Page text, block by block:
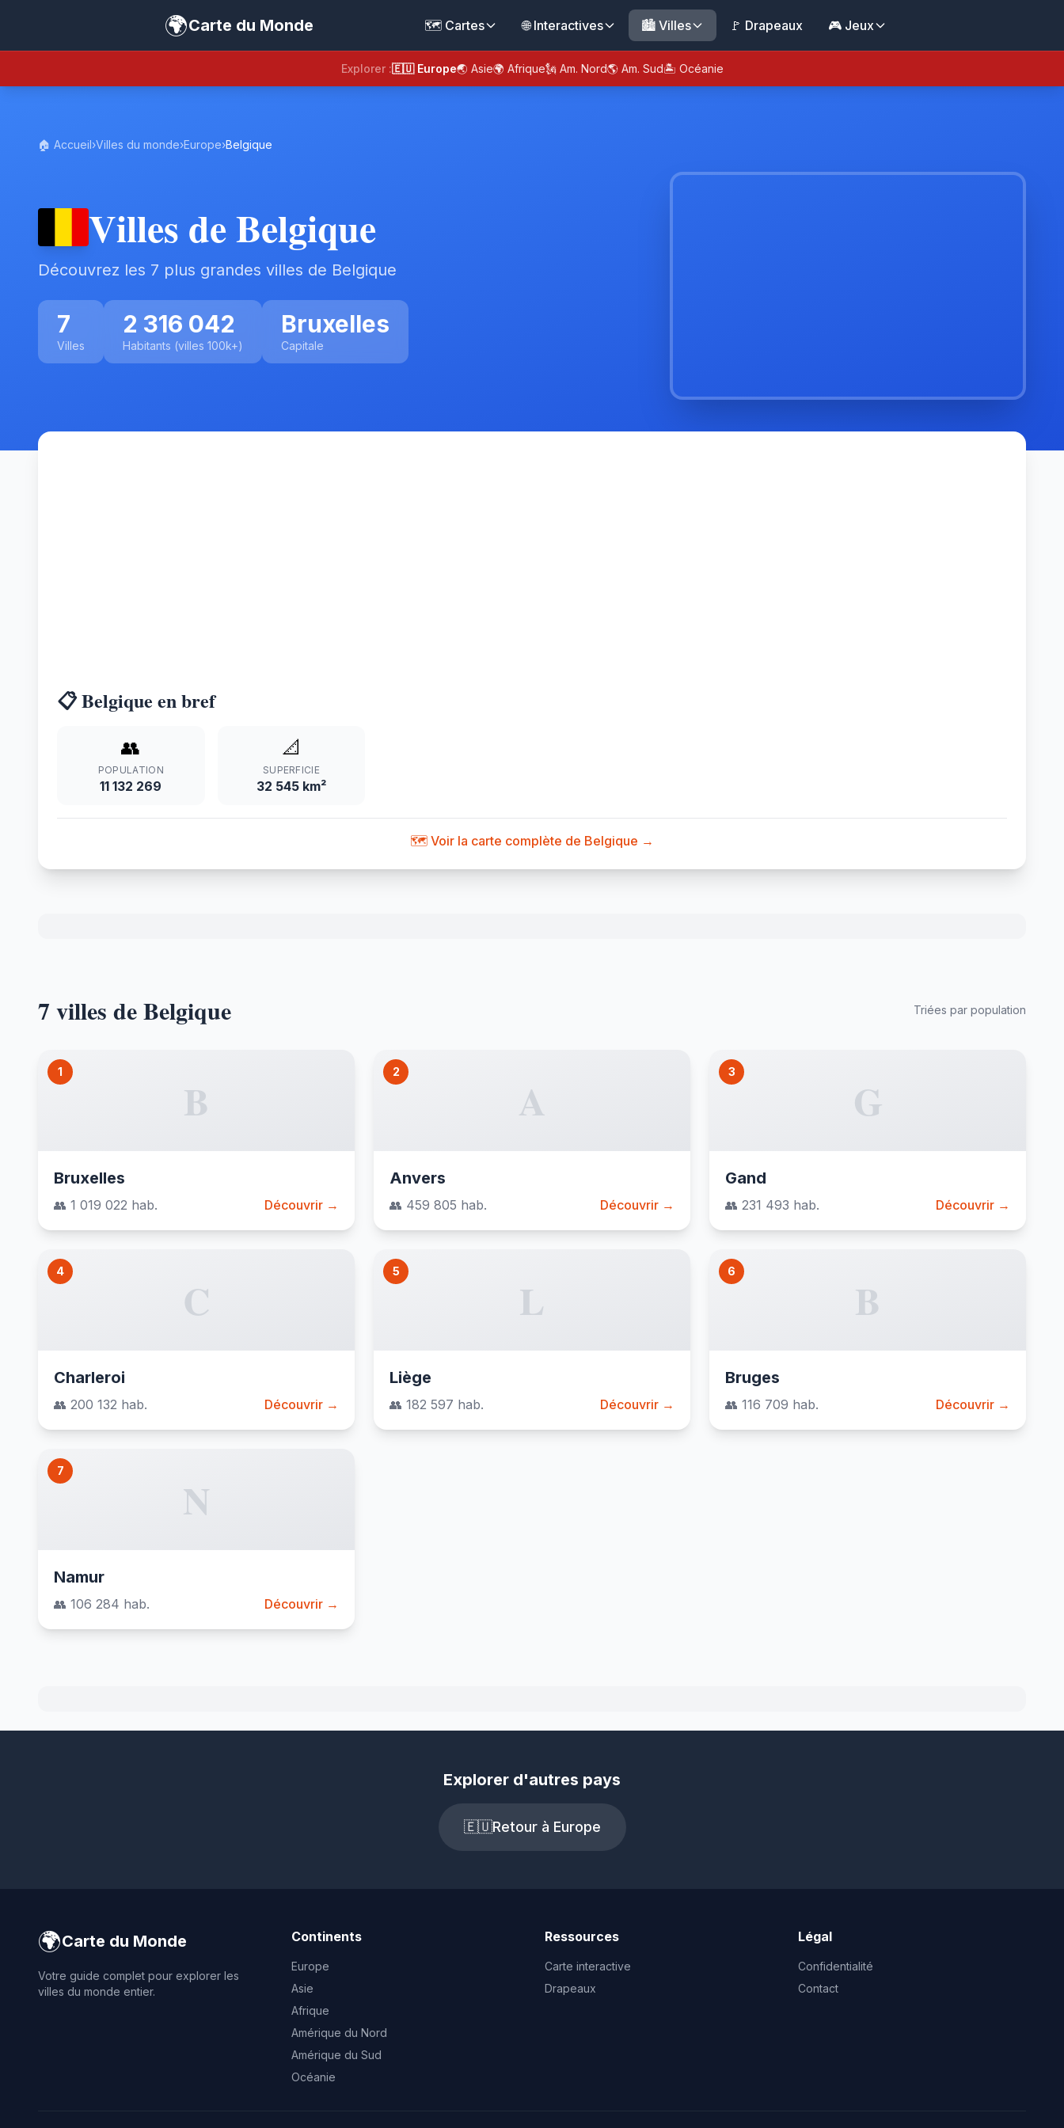
🌍Carte du Monde 🗺️ Cartes 🌐 Interactives 🏙️ Villes 🚩 Drapeaux 🎮 Jeux
Explorer :🇪🇺 Europe🌏 Asie🌍 Afrique🗽 Am. Nord🌎 Am. Sud🏝️ Océanie
🏠 Accueil›Villes du monde›Europe›Belgique
Villes de Belgique
Découvrez les 7 plus grandes villes de Belgique
7
Villes
2 316 042
Habitants (villes 100k+)
Bruxelles
Capitale
📋 Belgique en bref
👥
POPULATION
11 132 269
📐
SUPERFICIE
32 545 km²
🗺️ Voir la carte complète de Belgique →
7 villes de Belgique Triées par population
1
B
Bruxelles
👥 1 019 022 hab. Découvrir →
2
A
Anvers
👥 459 805 hab. Découvrir →
3
G
Gand
👥 231 493 hab. Découvrir →
4
C
Charleroi
👥 200 132 hab. Découvrir →
5
L
Liège
👥 182 597 hab. Découvrir →
6
B
Bruges
👥 116 709 hab. Découvrir →
7
N
Namur
👥 106 284 hab. Découvrir →
Explorer d'autres pays
🇪🇺Retour à Europe
🌍Carte du Monde
Votre guide complet pour explorer les
villes du monde entier.
Continents
Europe
Asie
Afrique
Amérique du Nord
Amérique du Sud
Océanie
Ressources
Carte interactive
Drapeaux
Légal
Confidentialité
Contact